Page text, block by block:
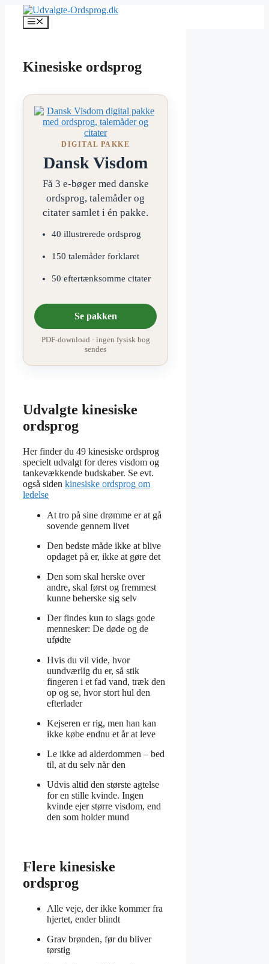
indhold
Menu
Kinesiske ordsprog
DIGITAL PAKKE
Dansk Visdom
Få 3 e-bøger med danske
ordsprog, talemåder og
citater samlet i én pakke.
40 illustrerede ordsprog
150 talemåder forklaret
50 eftertænksomme citater
Se pakken
PDF-download · ingen fysisk bog
sendes
Udvalgte kinesiske
ordsprog
Her finder du 49 kinesiske ordsprog
specielt udvalgt for deres visdom og
tankevækkende budskaber. Se evt.
også siden kinesiske ordsprog om
ledelse
At tro på sine drømme er at gå
sovende gennem livet
Den bedste måde ikke at blive
opdaget på er, ikke at gøre det
Den som skal herske over
andre, skal først og fremmest
kunne beherske sig selv
Der findes kun to slags gode
mennesker: De døde og de
ufødte
Hvis du vil vide, hvor
uundværlig du er, så stik
fingeren i et fad vand, træk den
op og se, hvor stort hul den
efterlader
Kejseren er rig, men han kan
ikke købe endnu et år at leve
Le ikke ad alderdommen – bed
til, at du selv når den
Udvis altid den største agtelse
for en stille kvinde. Ingen
kvinde ejer større visdom, end
den som holder mund
Flere kinesiske
ordsprog
Alle veje, der ikke kommer fra
hjertet, ender blindt
Grav brønden, før du bliver
tørstig